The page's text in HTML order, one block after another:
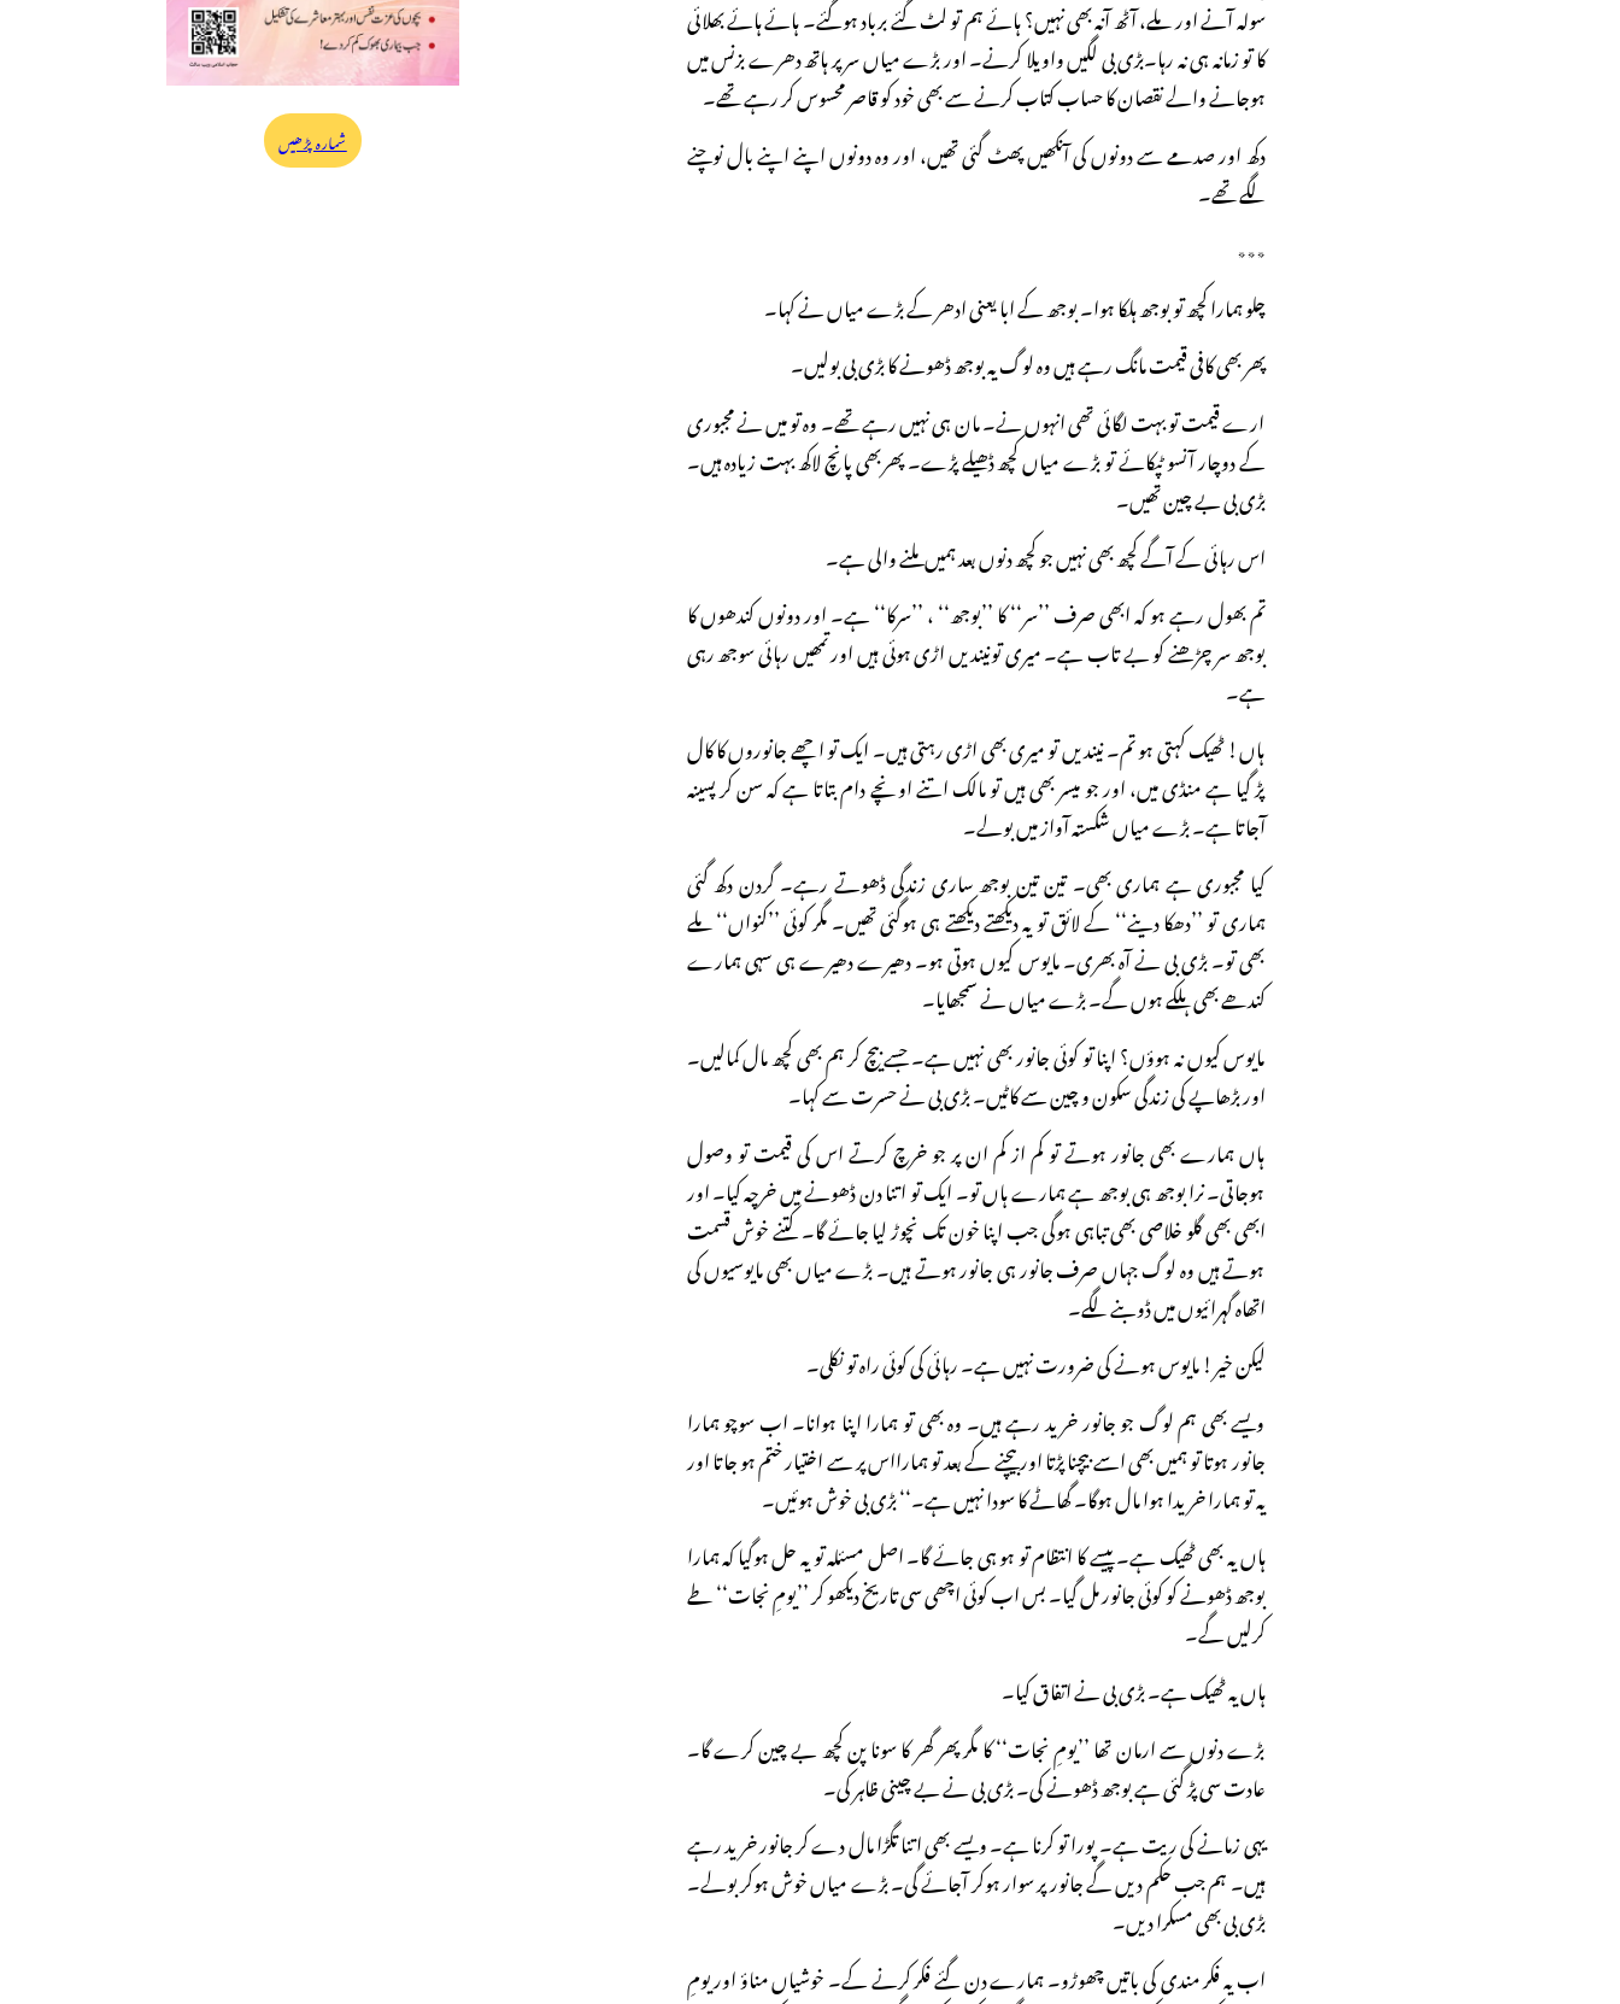
سولہ آنے اور ملے، آٹھ آنہ بھی نہیں؟ ہائے ہم تو لٹ گئے برباد ہوگئے۔ ہائے ہائے بھلائی
کا تو زمانہ ہی نہ رہا۔بڑی بی لگیں واویلا کرنے۔ اور بڑے میاں سر پر ہاتھ دھرے بزنس میں
ہوجانے والے نقصان کا حساب کتاب کرنے سے بھی خود کو قاصر محسوس کر رہے تھے۔
دکھ اور صدمے سے دونوں کی آنکھیں پھٹ گئی تھیں، اور وہ دونوں اپنے اپنے بال نوچنے
لگے تھے۔
٭٭٭
چلو ہمارا کچھ تو بوجھ ہلکا ہوا۔ بوجھ کے ابا یعنی ادھر کے بڑے میاں نے کہا۔
پھر بھی کافی قیمت مانگ رہے ہیں وہ لوگ یہ بوجھ ڈھونے کا بڑی بی بولیں۔
ارے قیمت تو بہت لگائی تھی انہوں نے۔ مان ہی نہیں رہے تھے۔ وہ تو میں نے مجبوری
کے دوچار آنسو ٹپکائے تو بڑے میاں کچھ ڈھیلے پڑے۔ پھربھی پانچ لاکھ بہت زیادہ ہیں۔
بڑی بی بے چین تھیں۔
اس رہائی کے آگے کچھ بھی نہیں جو کچھ دنوں بعد ہمیں ملنے والی ہے۔
تم بھول رہے ہو کہ ابھی صرف ’’سر‘‘ کا ’’بوجھ‘‘ ، ’’سرکا‘‘ ہے۔ اور دونوں کندھوں کا
بوجھ سر چڑھنے کو بے تاب ہے۔ میری تونیندیں اڑی ہوئی ہیں اور تمھیں رہائی سوجھ رہی
ہے۔
ہاں! ٹھیک کہتی ہو تم۔ نیندیں تو میری بھی اڑی رہتی ہیں۔ ایک تو اچھے جانوروں کا کال
پڑ گیا ہے منڈی میں، اور جو میسر بھی ہیں تو مالک اتنے اونچے دام بتاتا ہے کہ سن کر پسینہ
آجاتا ہے۔ بڑے میاں شکستہ آواز میں بولے۔
کیا مجبوری ہے ہماری بھی۔ تین تین بوجھ ساری زندگی ڈھوتے رہے۔ گردن دکھ گئی
ہماری تو ’’دھکا دینے‘‘ کے لائق تو یہ دیکھتے دیکھتے ہی ہوگئی تھیں۔ مگر کوئی ’’کنواں‘‘ ملے
بھی تو۔ بڑی بی نے آہ بھری۔ مایوس کیوں ہوتی ہو۔ دھیرے دھیرے ہی سہی ہمارے
کندھے بھی ہلکے ہوں گے۔ بڑے میاں نے سمجھایا۔
مایوس کیوں نہ ہوؤں؟ اپنا تو کوئی جانور بھی نہیں ہے۔ جسے بیچ کر ہم بھی کچھ مال کمالیں۔
اور بڑھاپے کی زندگی سکون و چین سے کاٹیں۔ بڑی بی نے حسرت سے کہا۔
ہاں ہمارے بھی جانور ہوتے تو کم از کم ان پر جو خرچ کرتے اس کی قیمت تو وصول
ہوجاتی۔ نرا بوجھ ہی بوجھ ہے ہمارے ہاں تو۔ ایک تو اتنا دن ڈھونے میں خرچہ کیا۔ اور
ابھی بھی گلو خلاصی بھی تباہی ہوگی جب اپنا خون تک نچوڑ لیا جائے گا۔ کتنے خوش قسمت
ہوتے ہیں وہ لوگ جہاں صرف جانور ہی جانور ہوتے ہیں۔ بڑے میاں بھی مایوسیوں کی
اتھاہ گہرائیوں میں ڈوبنے لگے۔
لیکن خیر! مایوس ہونے کی ضرورت نہیں ہے۔ رہائی کی کوئی راہ تو نکلی۔
ویسے بھی ہم لوگ جو جانور خرید رہے ہیں۔ وہ بھی تو ہمارا اپنا ہوانا۔ اب سوچو ہمارا
جانور ہوتا تو ہمیں بھی اسے بیچنا پڑتا اور بیچنے کے بعد تو ہمارااس پر سے اختیار ختم ہو جاتا اور
یہ تو ہمارا خریدا ہوا مال ہوگا۔ گھاٹے کا سودا نہیں ہے۔‘‘ بڑی بی خوش ہوئیں۔
ہاں یہ بھی ٹھیک ہے۔ پیسے کا انتظام تو ہو ہی جائے گا۔ اصل مسئلہ تو یہ حل ہوگیا کہ ہمارا
بوجھ ڈھونے کو کوئی جانور مل گیا۔ بس اب کوئی اچھی سی تاریخ دیکھو کر ’’یومِ نجات‘‘ طے
کرلیں گے۔
ہاں یہ ٹھیک ہے۔ بڑی بی نے اتفاق کیا۔
بڑے دنوں سے ارمان تھا ’’یومِ نجات‘‘ کا مگر پھر گھر کا سونا پن کچھ بے چین کرے گا۔
عادت سی پڑ گئی ہے بوجھ ڈھونے کی۔ بڑی بی نے بے چینی ظاہر کی۔
یہی زمانے کی ریت ہے۔ پورا تو کرنا ہے۔ ویسے بھی اتنا تگڑا مال دے کر جانور خرید رہے
ہیں۔ ہم جب حکم دیں گے جانور پر سوار ہوکر آجائے گی۔ بڑے میاں خوش ہوکر بولے۔
بڑی بی بھی مسکرا دیں۔
اب یہ فکر مندی کی باتیں چھوڑو۔ ہمارے دن گئے فکر کرنے کے۔ خوشیاں مناؤ اور یومِ
شمارہ پڑھیں